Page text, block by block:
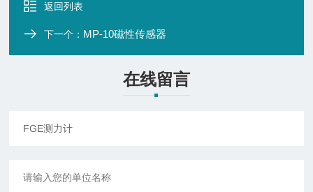
返回列表
下一个： MP-10磁性传感器
在线留言